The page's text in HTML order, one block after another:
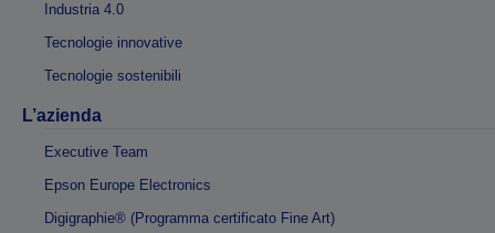
Industria 4.0
Tecnologie innovative
Tecnologie sostenibili
L’azienda
Executive Team
Epson Europe Electronics
Digigraphie® (Programma certificato Fine Art)